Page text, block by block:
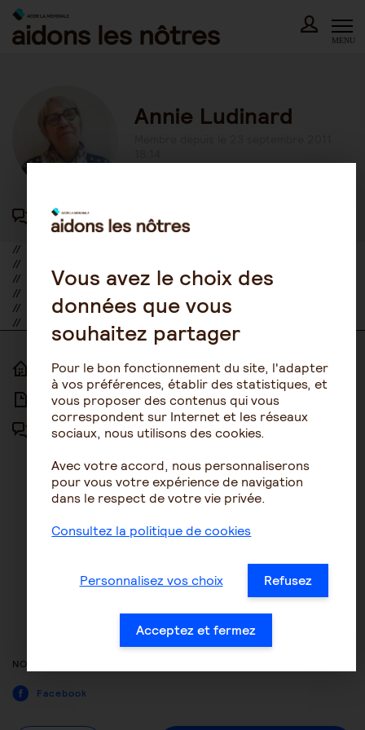
Skip
content
MENU
Annie Ludinard
417 participations au forum
//
//
//
//
//
//
ACCUEIL
ARTICLES
FORUM
ACCESSIBILITÉ
NOUS CONTACTER
MENTIONS LÉGALES
PLAN DU SITE
CONDITIONS GÉNÉRALES
GESTION DES COOKIES
ACCESSIBILITÉ : NON
CONFORME
NOUS SUIVRE
Facebook
Vous avez le choix des
données que vous
souhaitez partager
Pour le bon fonctionnement du site, l'adapter
à vos préférences, établir des statistiques, et
vous proposer des contenus qui vous
correspondent sur Internet et les réseaux
sociaux, nous utilisons des cookies.
Avec votre accord, nous personnaliserons
pour vous votre expérience de navigation
dans le respect de votre vie privée.
Consultez la politique de cookies
Personnalisez vos choix Refusez
Acceptez et fermez